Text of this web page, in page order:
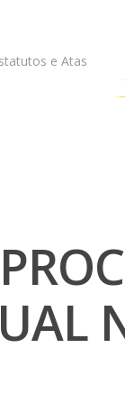
e Atas